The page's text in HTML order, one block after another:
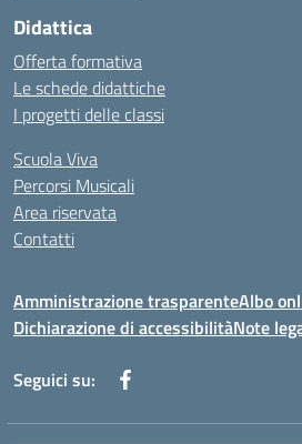
Didattica
Offerta formativa
Le schede didattiche
I progetti delle classi
Scuola Viva
Percorsi Musicali
Area riservata
Contatti
Amministrazione trasparenteAlbo
Dichiarazione di accessibilitàNote
Seguici su: